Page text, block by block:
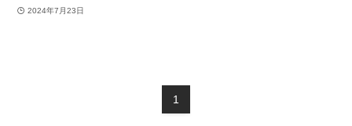
2024年7月23日
1